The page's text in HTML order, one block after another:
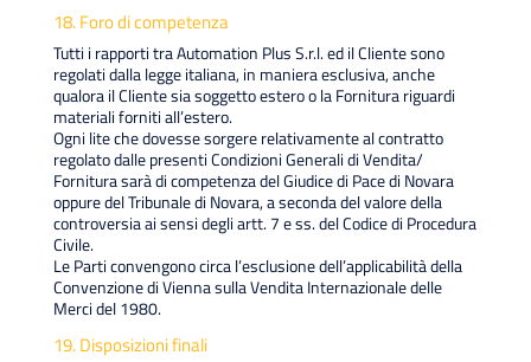
18. Foro di competenza
Tutti i rapporti tra Automation Plus S.r.l. ed il Cliente sono
regolati dalla legge italiana, in maniera esclusiva, anche
qualora il Cliente sia soggetto estero o la Fornitura riguardi
materiali forniti all’estero.
Ogni lite che dovesse sorgere relativamente al contratto
regolato dalle presenti Condizioni Generali di Vendita/
Fornitura sarà di competenza del Giudice di Pace di Novara
oppure del Tribunale di Novara, a seconda del valore della
controversia ai sensi degli artt. 7 e ss. del Codice di Procedura
Civile.
Le Parti convengono circa l’esclusione dell’applicabilità della
Convenzione di Vienna sulla Vendita Internazionale delle
Merci del 1980.
19. Disposizioni finali